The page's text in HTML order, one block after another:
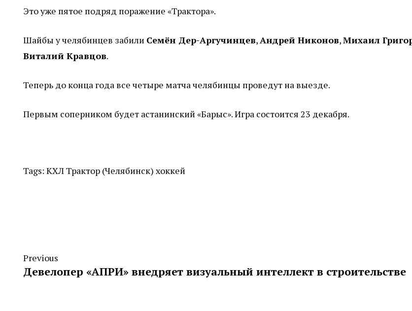
Это уже пятое подряд поражение «Трактора».
Шайбы у челябинцев забили Семён Дер-Аргучинцев,Андрей Никонов,Михаил
Виталий Кравцов.
Теперь до конца года все четыре матча челябинцы проведут на выезде.
Первым соперником будет астанинский «Барыс». Игра состоится 23 декабря.
Tags: КХЛТрактор (Челябинск) хоккей
Previous
Девелопер «АПРИ» внедряет визуальный интеллект в строительстве